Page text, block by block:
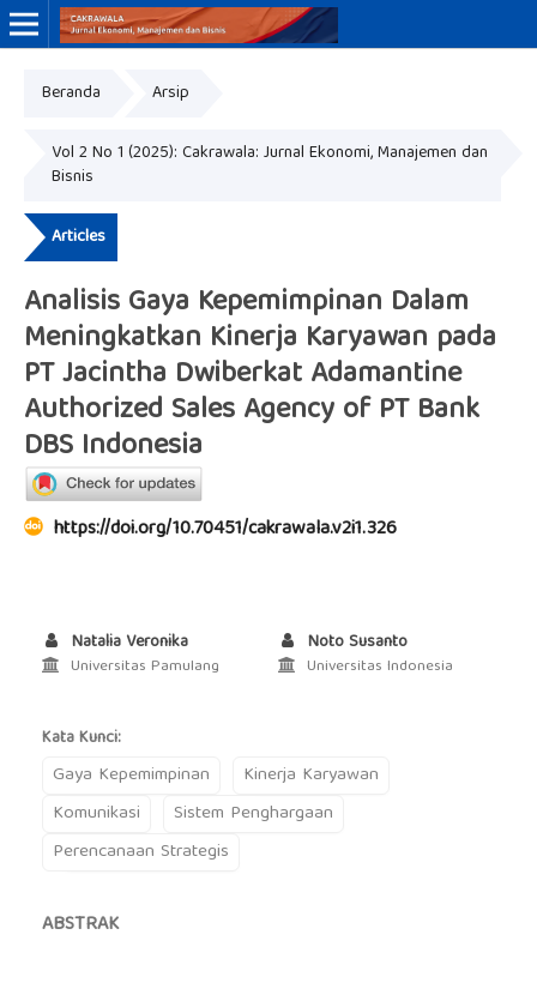
Beranda Arsip
Vol 2 No 1 (2025): Cakrawala: Jurnal Ekonomi, Manajemen dan
Bisnis
Articles
Analisis Gaya Kepemimpinan Dalam
Meningkatkan Kinerja Karyawan pada
PT Jacintha Dwiberkat Adamantine
Authorized Sales Agency of PT Bank
DBS Indonesia
https://doi.org/10.70451/cakrawala.v2i1.326
Natalia Veronika
Universitas Pamulang
Noto Susanto
Universitas Indonesia
Kata Kunci:
Gaya Kepemimpinan
Kinerja Karyawan
Komunikasi
Sistem Penghargaan
Perencanaan Strategis
ABSTRAK